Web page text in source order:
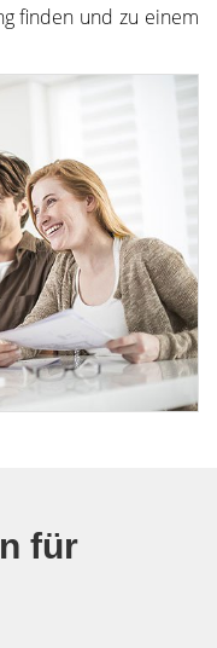
finden und zu einem
für